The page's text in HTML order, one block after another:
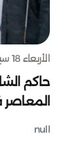
الأربعاء 18 سبتمبر 2024
حاكم
null